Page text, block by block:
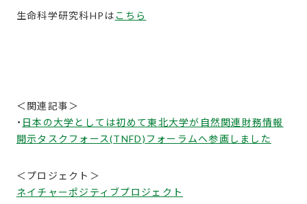
生命科学研究科HPは こちら
＜関連記事＞
・ 日本の大学としては初めて東北大学が自然関連財務情報
開示タスクフォース(TNFD)フォーラムへ参画しました
＜プロジェクト＞
ネイチャーポジティブプロジェクト